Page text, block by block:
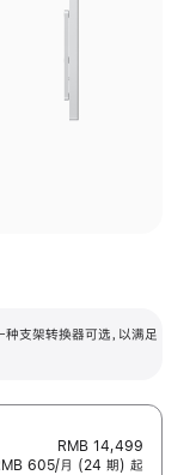
支架转换器可选，以满足
RMB 14,499
605/月 (24 期) 起